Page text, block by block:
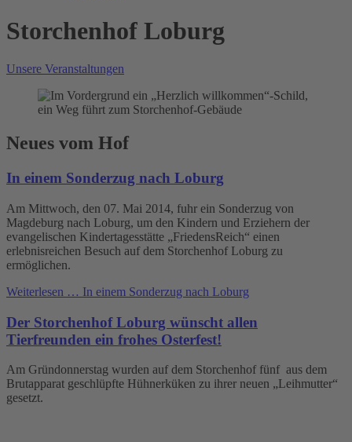
Storchenhof Loburg
Unsere Veranstaltungen
Neues vom Hof
In einem Sonderzug nach Loburg
Am Mittwoch, den 07. Mai 2014, fuhr ein Sonderzug von
Magdeburg nach Loburg, um den Kindern und Erziehern der
evangelischen Kindertagesstätte „FriedensReich“ einen
erlebnisreichen Besuch auf dem Storchenhof Loburg zu
ermöglichen.
Weiterlesen … In einem Sonderzug nach Loburg
Der Storchenhof Loburg wünscht allen
Tierfreunden ein frohes Osterfest!
Am Gründonnerstag wurden auf dem Storchenhof fünf aus dem
Brutapparat geschlüpfte Hühnerküken zu ihrer neuen „Leihmutter“
gesetzt.